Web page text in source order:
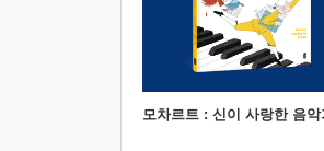
모차르트 : 신이 사랑한 음악